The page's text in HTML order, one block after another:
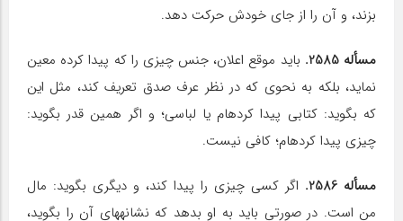
بزند، و آن را از جای خودش حرکت دهد.
مسأله 2585.
باید موقع اعلان، جنس چیزی را که پیدا کرده معین
نماید، بلکه به نحوی که در نظر عرف صدق تعریف کند، مثل این
که بگوید: کتابی پیدا کرده‎ام یا لباسی؛ و اگر همین قدر بگوید:
چیزی پیدا کرده‎ام؛ کافی نیست.
مسأله 2586.
اگر کسی چیزی را پیدا کند، و دیگری بگوید: مال
من است. در صورتی باید به او بدهد که نشانه‎های آن را بگوید،